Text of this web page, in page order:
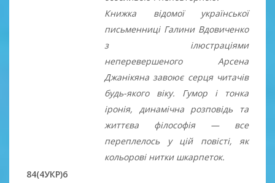
Книжка відомої української
письменниці Галини Вдовиченко
з ілюстраціями
неперевершеного Арсена
Джанікяна завоює серця читачів
будь-якого віку. Гумор і тонка
іронія, динамічна розповідь та
життєва філософія — все
переплелось у цій повісті, як
кольорові нитки шкарпеток.
84(4УКР)6